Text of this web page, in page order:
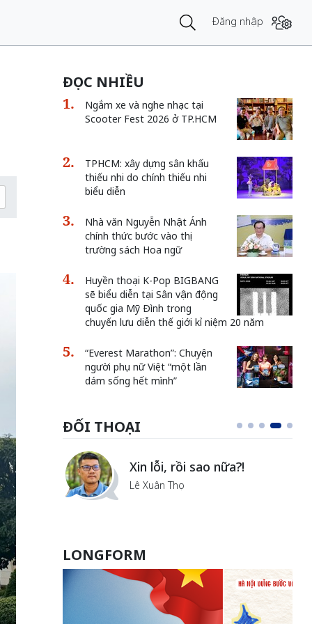
Đăng nhập
ĐỌC NHIỀU
Ngắm xe và nghe nhạc tại
Scooter Fest 2026 ở TP.HCM
TPHCM: xây dựng sân khấu
thiếu nhi do chính thiếu nhi
biểu diễn
Nhà văn Nguyễn Nhật Ánh
chính thức bước vào thị
trường sách Hoa ngữ
Huyền thoại K-Pop BIGBANG
sẽ biểu diễn tại Sân vận động
quốc gia Mỹ Đình trong
chuyến lưu diễn thế giới kỉ niệm 20 năm
“Everest Marathon”: Chuyện
người phụ nữ Việt “một lần
dám sống hết mình”
ĐỐI THOẠI
Vẻ đẹp của khoa học
văn
Lưu Nguyệt Linh
LONGFORM